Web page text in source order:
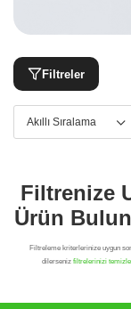
Filtreler